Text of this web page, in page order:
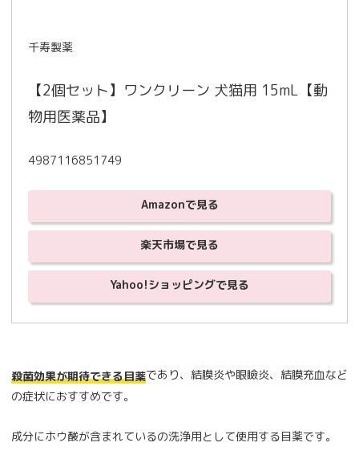
千寿製薬
【2個セット】ワンクリーン 犬猫用 15mL【動
物用医薬品】
4987116851749
Amazonで見る
楽天市場で見る
Yahoo!ショッピングで見る
殺菌効果が期待できる目薬であり、結膜炎や眼瞼炎、結膜充血など
の症状におすすめです。
成分にホウ酸が含まれているの洗浄用として使用する目薬です。